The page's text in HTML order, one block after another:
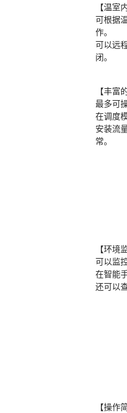
【温室
可根据
作。
可以远
闭。
【丰富
最多可
在调度
安装流
常。
【环境
可以监
在智能
还可以
【操作